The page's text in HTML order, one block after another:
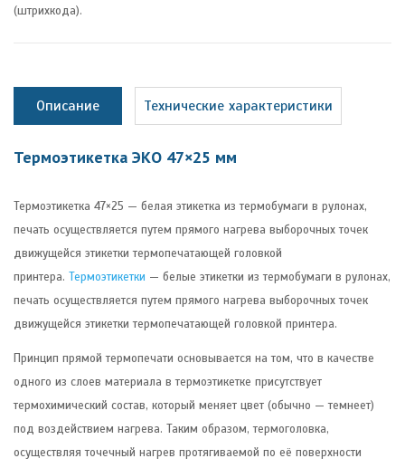
(штрихкода).
Описание Технические характеристики
Термоэтикетка ЭКО 47×25 мм
Термоэтикетка 47×25 — белая этикетка из термобумаги в рулонах,
печать осуществляется путем прямого нагрева выборочных точек
движущейся этикетки термопечатающей головкой
принтера. Термоэтикетки — белые этикетки из термобумаги в рулонах,
печать осуществляется путем прямого нагрева выборочных точек
движущейся этикетки термопечатающей головкой принтера.
Принцип прямой термопечати основывается на том, что в качестве
одного из слоев материала в термоэтикетке присутствует
термохимический состав, который меняет цвет (обычно — темнеет)
под воздействием нагрева. Таким образом, термоголовка,
осуществляя точечный нагрев протягиваемой по её поверхности